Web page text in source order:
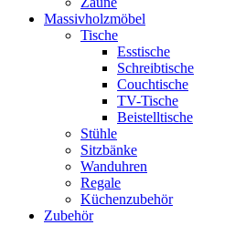
Massivholzmöbel
Tische
Esstische
Schreibtische
Couchtische
TV-Tische
Beistelltische
Stühle
Sitzbänke
Wanduhren
Regale
Küchenzubehör
Zubehör